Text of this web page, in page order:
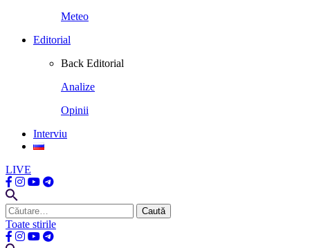
Meteo
Editorial
Back Editorial
Analize
Opinii
Interviu
LIVE
Caută
după:
Toate stirile